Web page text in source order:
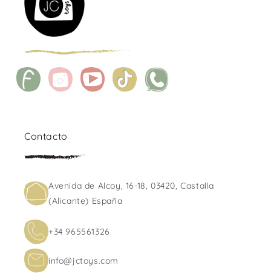
FacebookInstagramYouTubeTikTok WhatsApp
Contacto
Avenida de Alcoy, 16-18, 03420, Castalla
(Alicante) España
+34 965561326
info@jctoys.com